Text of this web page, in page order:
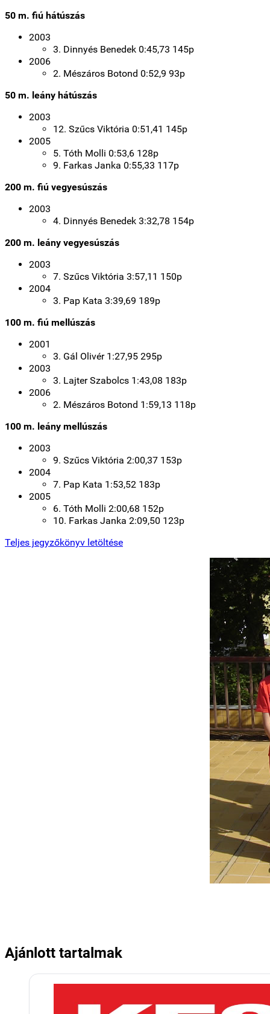
50 m. fiú hátúszás
2003
3. Dinnyés Benedek 0:45,73 145p
2006
2. Mészáros Botond 0:52,9 93p
50 m. leány hátúszás
2003
12. Szűcs Viktória 0:51,41 145p
2005
5. Tóth Molli 0:53,6 128p
9. Farkas Janka 0:55,33 117p
200 m. fiú vegyesúszás
2003
4. Dinnyés Benedek 3:32,78 154p
200 m. leány vegyesúszás
2003
7. Szűcs Viktória 3:57,11 150p
2004
3. Pap Kata 3:39,69 189p
100 m. fiú mellúszás
2001
3. Gál Olivér 1:27,95 295p
2003
3. Lajter Szabolcs 1:43,08 183p
2006
2. Mészáros Botond 1:59,13 118p
100 m. leány mellúszás
2003
9. Szűcs Viktória 2:00,37 153p
2004
7. Pap Kata 1:53,52 183p
2005
6. Tóth Molli 2:00,68 152p
10. Farkas Janka 2:09,50 123p
Teljes jegyzőkönyv letöltése
Ajánlott tartalmak